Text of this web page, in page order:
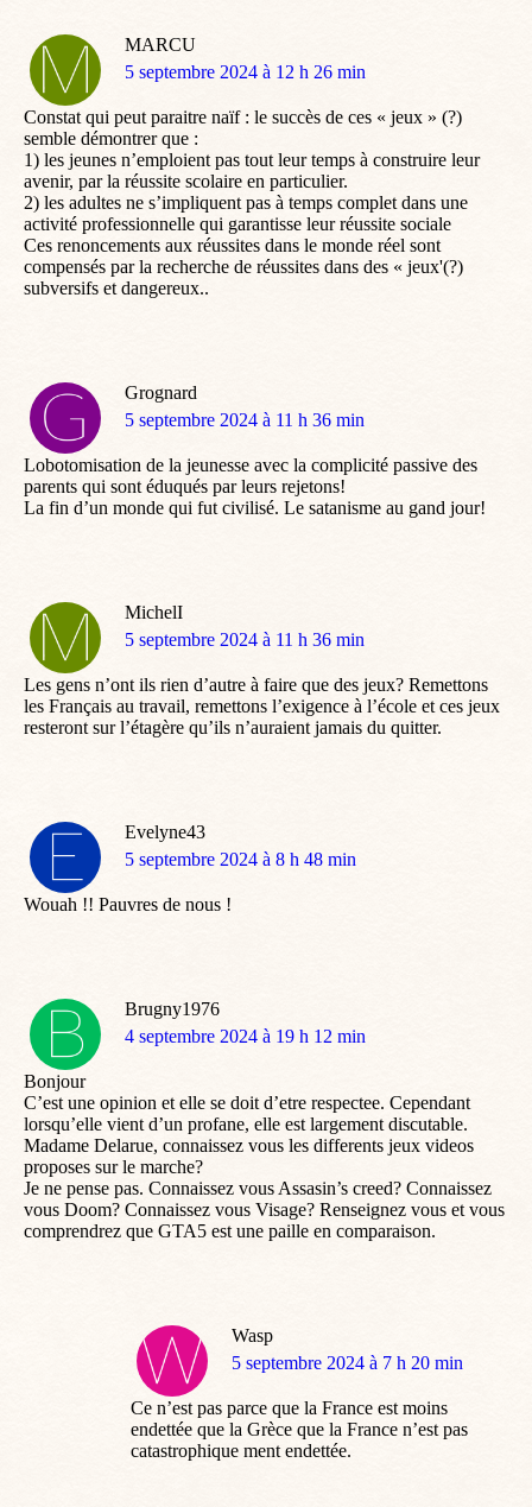
MARCU
dit
5 septembre 2024 à 12 h 26 min
Constat qui peut paraitre naïf : le succès de ces « jeux » (?)
semble démontrer que :
1) les jeunes n’emploient pas tout leur temps à construire leur
avenir, par la réussite scolaire en particulier.
2) les adultes ne s’impliquent pas à temps complet dans une
activité professionnelle qui garantisse leur réussite sociale
Ces renoncements aux réussites dans le monde réel sont
compensés par la recherche de réussites dans des « jeux'(?)
subversifs et dangereux..
Grognard
dit
5 septembre 2024 à 11 h 36 min
Lobotomisation de la jeunesse avec la complicité passive des
parents qui sont éduqués par leurs rejetons!
La fin d’un monde qui fut civilisé. Le satanisme au gand jour!
MichelI
dit
5 septembre 2024 à 11 h 36 min
Les gens n’ont ils rien d’autre à faire que des jeux? Remettons
les Français au travail, remettons l’exigence à l’école et ces jeux
resteront sur l’étagère qu’ils n’auraient jamais du quitter.
Evelyne43
dit
5 septembre 2024 à 8 h 48 min
Wouah !! Pauvres de nous !
Brugny1976
dit
4 septembre 2024 à 19 h 12 min
Bonjour
C’est une opinion et elle se doit d’etre respectee. Cependant
lorsqu’elle vient d’un profane, elle est largement discutable.
Madame Delarue, connaissez vous les differents jeux videos
proposes sur le marche?
Je ne pense pas. Connaissez vous Assasin’s creed? Connaissez
vous Doom? Connaissez vous Visage? Renseignez vous et vous
comprendrez que GTA5 est une paille en comparaison.
Wasp
dit
5 septembre 2024 à 7 h 20 min
Ce n’est pas parce que la France est moins
endettée que la Grèce que la France n’est pas
catastrophique ment endettée.